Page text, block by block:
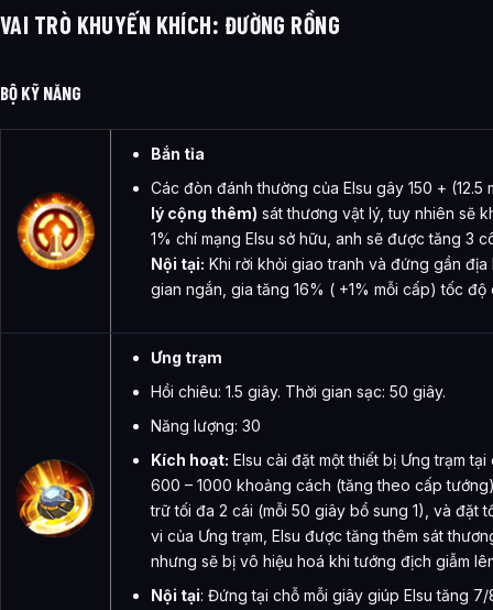
VAI TRÒ KHUYẾN KHÍCH: ĐƯỜNG RỒNG
BỘ KỸ NĂNG
Bắn tỉa
Các đòn đánh thường của Elsu gây 150 +
lý cộng thêm) sát thương vật lý, tuy nhiên sẽ
1% chí mạng Elsu sở hữu, anh sẽ được tăng 3
Nội tại: Khi rời khỏi giao tranh và đứng gần
gian ngắn, gia tăng 16% ( +1% mỗi cấp) tốc độ
Ưng trạm
Hồi chiêu: 1.5 giây. Thời gian sạc: 50 giây.
Năng lượng: 30
Kích hoạt: Elsu cài đặt một thiết bị Ưng trạm
600 – 1000 khoảng cách (tăng theo cấp
trữ tối đa 2 cái (mỗi 50 giây bổ sung 1), và đặt
vi của Ưng trạm, Elsu được tăng thêm sát
nhưng sẽ bị vô hiệu hoá khi tướng địch giẫm
Nội tại: Đứng tại chỗ mỗi giây giúp Elsu tăng